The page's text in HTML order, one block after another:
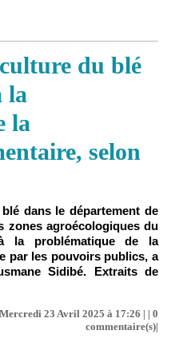
du blé
la
la
selon
dans le département de
zones agroécologiques du
la problématique de la
par les pouvoirs publics, a
Sidibé. Extraits de
23 Avril 2025 à 17:26 | | 0
commentaire(s)|